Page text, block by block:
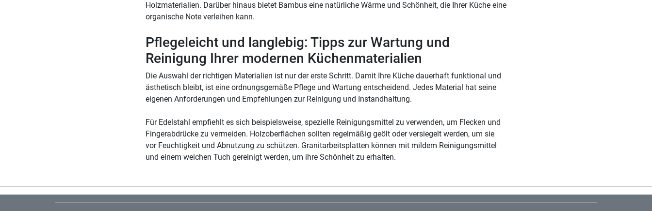
Holzmaterialien. Darüber hinaus bietet Bambus eine natürliche Wärme und Schönheit, die Ihrer Küche eine
organische Note verleihen kann.
Pflegeleicht und langlebig: Tipps zur Wartung und
Reinigung Ihrer modernen Küchenmaterialien
Die Auswahl der richtigen Materialien ist nur der erste Schritt. Damit Ihre Küche dauerhaft funktional und
ästhetisch bleibt, ist eine ordnungsgemäße Pflege und Wartung entscheidend. Jedes Material hat seine
eigenen Anforderungen und Empfehlungen zur Reinigung und Instandhaltung.
Für Edelstahl empfiehlt es sich beispielsweise, spezielle Reinigungsmittel zu verwenden, um Flecken und
Fingerabdrücke zu vermeiden. Holzoberflächen sollten regelmäßig geölt oder versiegelt werden, um sie
vor Feuchtigkeit und Abnutzung zu schützen. Granitarbeitsplatten können mit mildem Reinigungsmittel
und einem weichen Tuch gereinigt werden, um ihre Schönheit zu erhalten.